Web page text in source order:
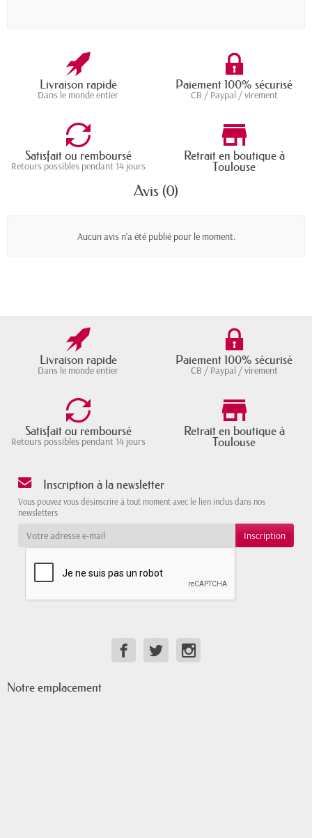
Livraison rapide
Dans le monde entier
Paiement 100% sécurisé
CB / Paypal / virement
Satisfait ou remboursé
Retours possibles pendant 14 jours
Retrait en boutique à
Toulouse
Avis (0)
Aucun avis n'a été publié pour le moment.
Livraison rapide
Dans le monde entier
Paiement 100% sécurisé
CB / Paypal / virement
Satisfait ou remboursé
Retours possibles pendant 14 jours
Retrait en boutique à
Toulouse
Inscription à la newsletter
Vous pouvez vous désinscrire à tout moment avec le lien inclus dans nos
newsletters
Notre emplacement